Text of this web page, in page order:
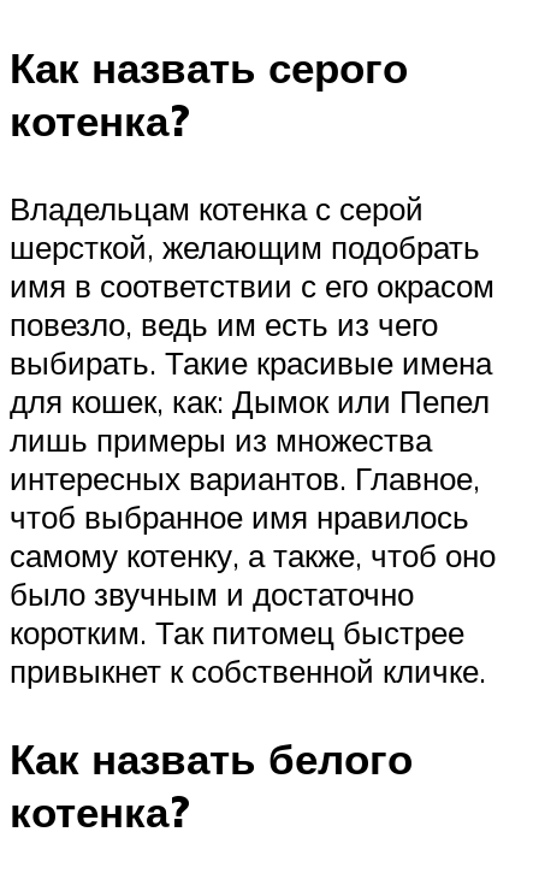
Как назвать серого
котенка?
Владельцам котенка с серой
шерсткой, желающим подобрать
имя в соответствии с его окрасом
повезло, ведь им есть из чего
выбирать. Такие красивые имена
для кошек, как: Дымок или Пепел
лишь примеры из множества
интересных вариантов. Главное,
чтоб выбранное имя нравилось
самому котенку, а также, чтоб оно
было звучным и достаточно
коротким. Так питомец быстрее
привыкнет к собственной кличке.
Как назвать белого
котенка?